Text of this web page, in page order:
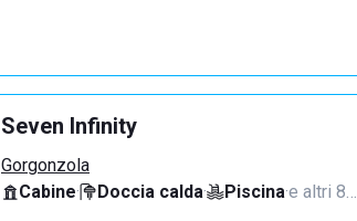
Seven Infinity
Gorgonzola
Cabine· Doccia calda· Piscina·e altri 8…